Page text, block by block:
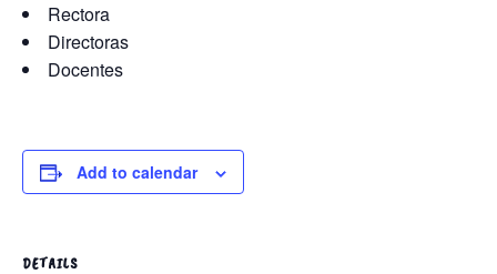
Rectora
Directoras
Docentes
Add to calendar
DETAILS